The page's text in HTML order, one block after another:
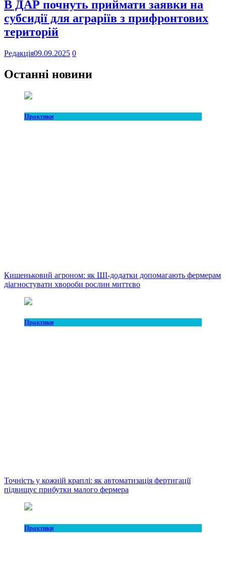
В ДАР почнуть приймати заявки на
субсидії для аграріїв з прифронтових
територій
Редакція09.09.2025 0
Останні новини
Практики
Кишеньковий агроном: як ШІ-додатки допомагають фермерам
діагностувати хвороби рослин миттєво
Практики
Точність у кожній краплі: як автоматизація фертигації
підвищує прибутки малого фермера
Практики